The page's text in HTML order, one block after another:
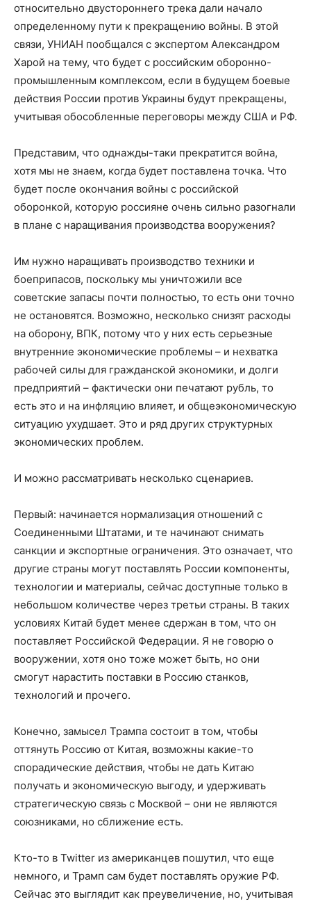
относительно двустороннего трека дали начало
определенному пути к прекращению войны. В этой
связи, УНИАН пообщался с экспертом Александром
Харой на тему, что будет с российским оборонно-
промышленным комплексом, если в будущем боевые
действия России против Украины будут прекращены,
учитывая обособленные переговоры между США и РФ.
Представим, что однажды-таки прекратится война,
хотя мы не знаем, когда будет поставлена точка. Что
будет после окончания войны с российской
оборонкой, которую россияне очень сильно разогнали
в плане с наращивания производства вооружения?
Им нужно наращивать производство техники и
боеприпасов, поскольку мы уничтожили все
советские запасы почти полностью, то есть они точно
не остановятся. Возможно, несколько снизят расходы
на оборону, ВПК, потому что у них есть серьезные
внутренние экономические проблемы – и нехватка
рабочей силы для гражданской экономики, и долги
предприятий – фактически они печатают рубль, то
есть это и на инфляцию влияет, и общеэкономическую
ситуацию ухудшает. Это и ряд других структурных
экономических проблем.
И можно рассматривать несколько сценариев.
Первый: начинается нормализация отношений с
Соединенными Штатами, и те начинают снимать
санкции и экспортные ограничения. Это означает, что
другие страны могут поставлять России компоненты,
технологии и материалы, сейчас доступные только в
небольшом количестве через третьи страны. В таких
условиях Китай будет менее сдержан в том, что он
поставляет Российской Федерации. Я не говорю о
вооружении, хотя оно тоже может быть, но они
смогут нарастить поставки в Россию станков,
технологий и прочего.
Конечно, замысел Трампа состоит в том, чтобы
оттянуть Россию от Китая, возможны какие-то
спорадические действия, чтобы не дать Китаю
получать и экономическую выгоду, и удерживать
стратегическую связь с Москвой – они не являются
союзниками, но сближение есть.
Кто-то в Twitter из американцев пошутил, что еще
немного, и Трамп сам будет поставлять оружие РФ.
Сейчас это выглядит как преувеличение, но, учитывая